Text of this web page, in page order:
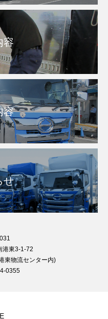
容
容
せ
港東3-1-72
東物流センター内)
0355